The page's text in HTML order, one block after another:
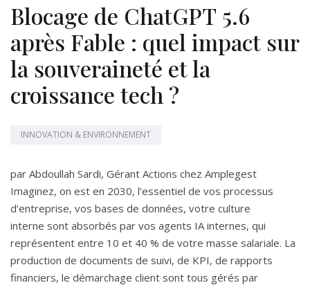
Blocage de ChatGPT 5.6
après Fable : quel impact sur
la souveraineté et la
croissance tech ?
INNOVATION & ENVIRONNEMENT
par Abdoullah Sardi, Gérant Actions chez Amplegest
Imaginez, on est en 2030, l’essentiel de vos processus
d’entreprise, vos bases de données, votre culture
interne sont absorbés par vos agents IA internes, qui
représentent entre 10 et 40 % de votre masse salariale. La
production de documents de suivi, de KPI, de rapports
financiers, le démarchage client sont tous gérés par